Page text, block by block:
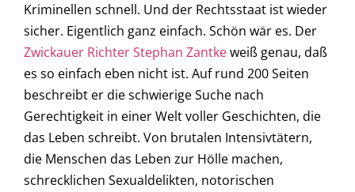
Kriminellen schnell. Und der Rechtsstaat ist wieder
sicher. Eigentlich ganz einfach. Schön wär es. Der
Zwickauer Richter Stephan Zantkeweiß genau, daß
es so einfach eben nicht ist. Auf rund 200 Seiten
beschreibt er die schwierige Suche nach
Gerechtigkeit in einer Welt voller Geschichten, die
das Leben schreibt. Von brutalen Intensivtätern,
die Menschen das Leben zur Hölle machen,
schrecklichen Sexualdelikten, notorischen